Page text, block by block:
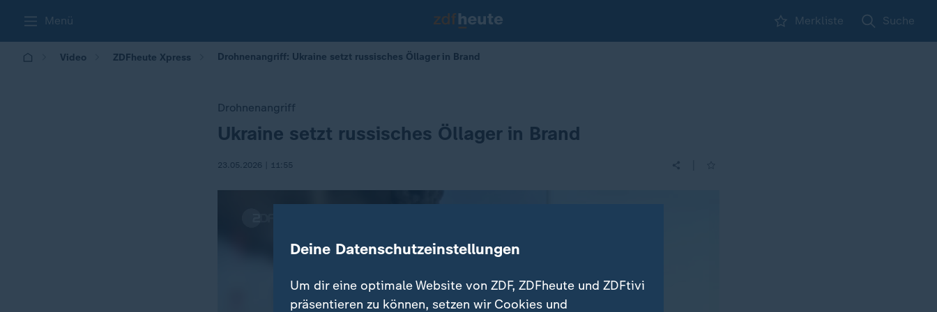
Menü Merkliste Suche
Video ZDFheute Xpress Drohnenangriff: Ukraine setzt russisches Öllager in Brand
Drohnenangriff
:Ukraine setzt russisches Öllager in Brand
23.05.2026 | 11:55
Deine Datenschutzeinstellungen
Um dir eine optimale Website von ZDF, ZDFheute und ZDFtivi
präsentieren zu können, setzen wir Cookies und